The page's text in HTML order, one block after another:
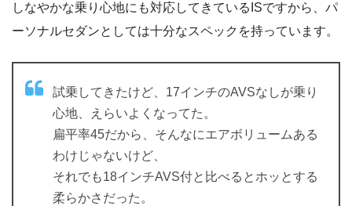
しなやかな乗り心地にも対応してきているISですから、パ
ーソナルセダンとしては十分なスペックを持っています。
試乗してきたけど、17インチのAVSなしが乗り
心地、えらいよくなってた。
扁平率45だから、そんなにエアボリュームある
わけじゃないけど、
それでも18インチAVS付と比べるとホッとする
柔らかさだった。